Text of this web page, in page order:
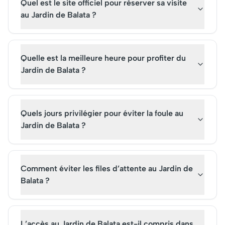
Quel est le site officiel pour réserver sa visite
au Jardin de Balata ?
Quelle est la meilleure heure pour profiter du
Jardin de Balata ?
Quels jours privilégier pour éviter la foule au
Jardin de Balata ?
Comment éviter les files d’attente au Jardin de
Balata ?